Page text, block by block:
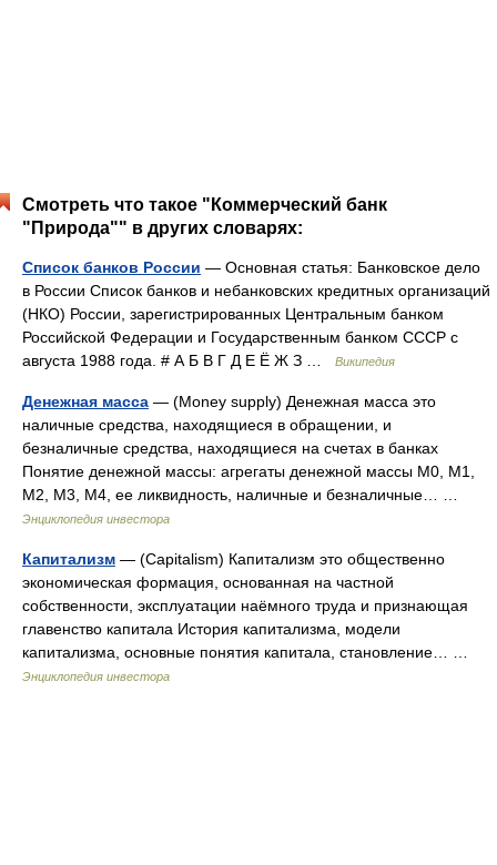
Смотреть что такое "Коммерческий банк
"Природа"" в других словарях:
Список банков России — Основная статья: Банковское дело
в России Список банков и небанковских кредитных организаций
(НКО) России, зарегистрированных Центральным банком
Российской Федерации и Государственным банком СССР с
августа 1988 года. # А Б В Г Д Е Ё Ж З …
Википедия
Денежная масса — (Money supply) Денежная масса это
наличные средства, находящиеся в обращении, и
безналичные средства, находящиеся на счетах в банках
Понятие денежной массы: агрегаты денежной массы М0, М1,
М2, М3, М4, ее ликвидность, наличные и безналичные… …
Энциклопедия инвестора
Капитализм — (Capitalism) Капитализм это общественно
экономическая формация, основанная на частной
собственности, эксплуатации наёмного труда и признающая
главенство капитала История капитализма, модели
капитализма, основные понятия капитала, становление… …
Энциклопедия инвестора